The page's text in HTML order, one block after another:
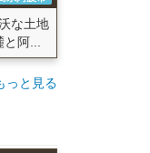
な土地
阿...
っと見る